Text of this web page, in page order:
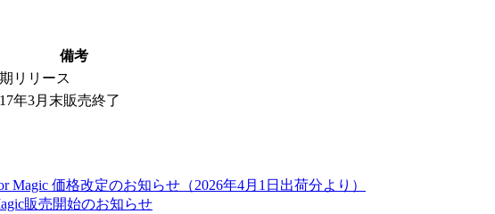
備考
リリース
年3月末販売終了
Magic 価格改定のお知らせ（2026年4月1日出荷分より）
販売開始のお知らせ